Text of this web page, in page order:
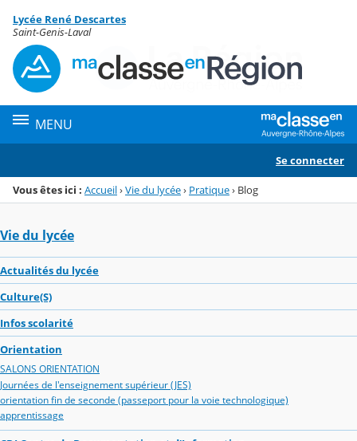
Menu de la rubrique
Contenu
Lycée René Descartes
Saint-Genis-Laval
MENU
Se connecter
Vous êtes ici : Accueil›Vie du lycée› Pratique› Blog
Vie du lycée
Actualités du lycée
Culture(S)
Infos scolarité
Orientation
SALONS ORIENTATION
Journées de l'enseignement supérieur (JES)
orientation fin de seconde (passeport pour la voie technologique)
apprentissage